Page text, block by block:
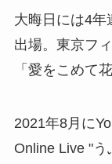
大晦日には4年
出場。東京フ
「愛をこめて
2021年8月に
Online Live "